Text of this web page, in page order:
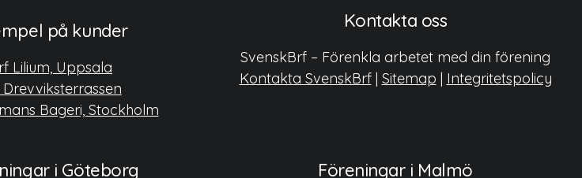
på kunder
Lilium, Uppsala
Bageri, Stockholm
Kontakta oss
SvenskBrf – Förenkla arbetet med din förening
Kontakta SvenskBrf| Sitemap | Integritetspolicy
i Göteborg Föreningar i Malmö